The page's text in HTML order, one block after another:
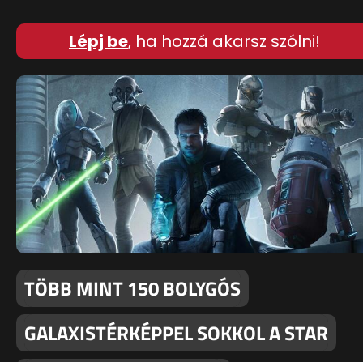
Lépj be, ha hozzá akarsz szólni!
TÖBB MINT 150 BOLYGÓS
GALAXISTÉRKÉPPEL SOKKOL A STAR